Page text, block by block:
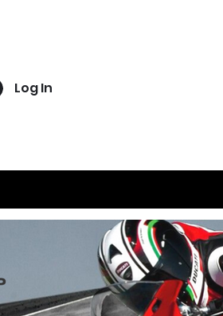
Log In